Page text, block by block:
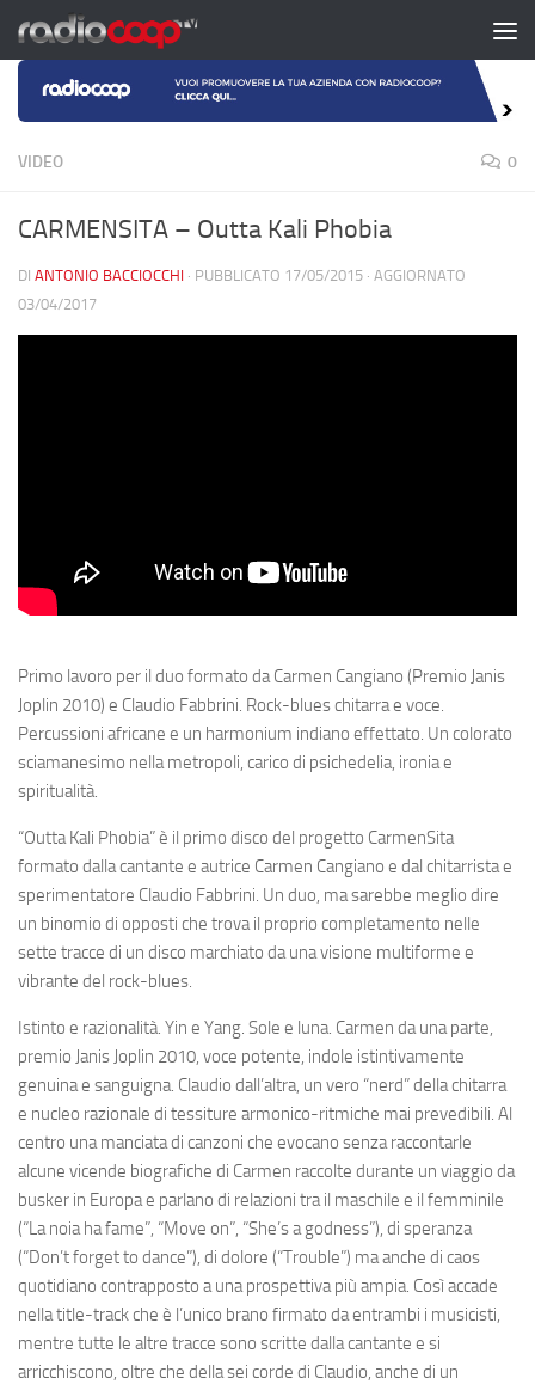
Salta al contenuto
VIDEO 0
CARMENSITA – Outta Kali Phobia
DI ANTONIO BACCIOCCHI · PUBBLICATO 17/05/2015 · AGGIORNATO
03/04/2017
Primo lavoro per il duo formato da Carmen Cangiano (Premio Janis
Joplin 2010) e Claudio Fabbrini. Rock-blues chitarra e voce.
Percussioni africane e un harmonium indiano effettato. Un colorato
sciamanesimo nella metropoli, carico di psichedelia, ironia e
spiritualità.
“Outta Kali Phobia” è il primo disco del progetto CarmenSita
formato dalla cantante e autrice Carmen Cangiano e dal chitarrista e
sperimentatore Claudio Fabbrini. Un duo, ma sarebbe meglio dire
un binomio di opposti che trova il proprio completamento nelle
sette tracce di un disco marchiato da una visione multiforme e
vibrante del rock-blues.
Istinto e razionalità. Yin e Yang. Sole e luna. Carmen da una parte,
premio Janis Joplin 2010, voce potente, indole istintivamente
genuina e sanguigna. Claudio dall’altra, un vero “nerd” della chitarra
e nucleo razionale di tessiture armonico-ritmiche mai prevedibili. Al
centro una manciata di canzoni che evocano senza raccontarle
alcune vicende biografiche di Carmen raccolte durante un viaggio da
busker in Europa e parlano di relazioni tra il maschile e il femminile
(“La noia ha fame”, “Move on”, “She’s a godness”), di speranza
(“Don’t forget to dance”), di dolore (“Trouble”) ma anche di caos
quotidiano contrapposto a una prospettiva più ampia. Così accade
nella title-track che è l’unico brano firmato da entrambi i musicisti,
mentre tutte le altre tracce sono scritte dalla cantante e si
arricchiscono, oltre che della sei corde di Claudio, anche di un